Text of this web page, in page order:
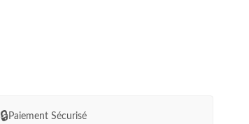
🔒Paiement Sécurisé